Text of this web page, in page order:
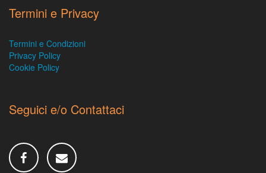
Termini e Privacy
Termini e Condizioni
Privacy Policy
Cookie Policy
Seguici e/o Contattaci